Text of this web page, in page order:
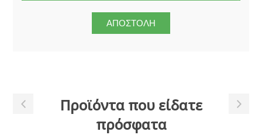
Προϊόντα που είδατε
πρόσφατα